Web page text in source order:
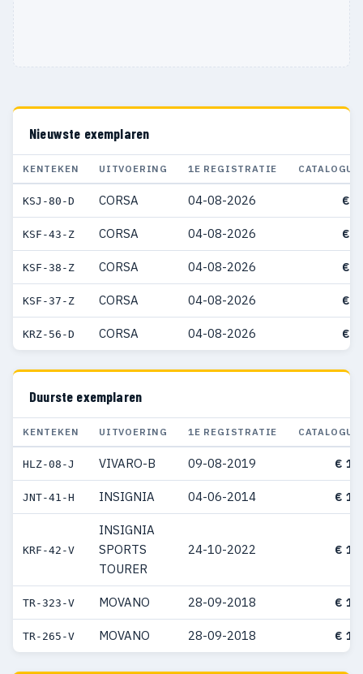
Nieuwste exemplaren
KENTEKEN UITVOERING 1E REGISTRATIE
KSJ-80-D CORSA 04-08-2026 €
KSF-43-Z CORSA 04-08-2026 €
KSF-38-Z CORSA 04-08-2026 €
KSF-37-Z CORSA 04-08-2026 €
KRZ-56-D CORSA 04-08-2026 €
Duurste exemplaren
KENTEKEN UITVOERING 1E REGISTRATIE
HLZ-08-J VIVARO-B 09-08-2019 €
JNT-41-H INSIGNIA 04-06-2014 €
KRF-42-V
INSIGNIA
SPORTS
TOURER
24-10-2022 €
TR-323-V MOVANO 28-09-2018 €
TR-265-V MOVANO 28-09-2018 €